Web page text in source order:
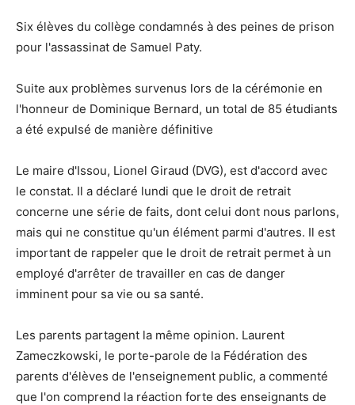
Six élèves du collège condamnés à des peines de prison
pour l'assassinat de Samuel Paty.
Suite aux problèmes survenus lors de la cérémonie en
l'honneur de Dominique Bernard, un total de 85 étudiants
a été expulsé de manière définitive
Le maire d'Issou, Lionel Giraud (DVG), est d'accord avec
le constat. Il a déclaré lundi que le droit de retrait
concerne une série de faits, dont celui dont nous parlons,
mais qui ne constitue qu'un élément parmi d'autres. Il est
important de rappeler que le droit de retrait permet à un
employé d'arrêter de travailler en cas de danger
imminent pour sa vie ou sa santé.
Les parents partagent la même opinion. Laurent
Zameczkowski, le porte-parole de la Fédération des
parents d'élèves de l'enseignement public, a commenté
que l'on comprend la réaction forte des enseignants de